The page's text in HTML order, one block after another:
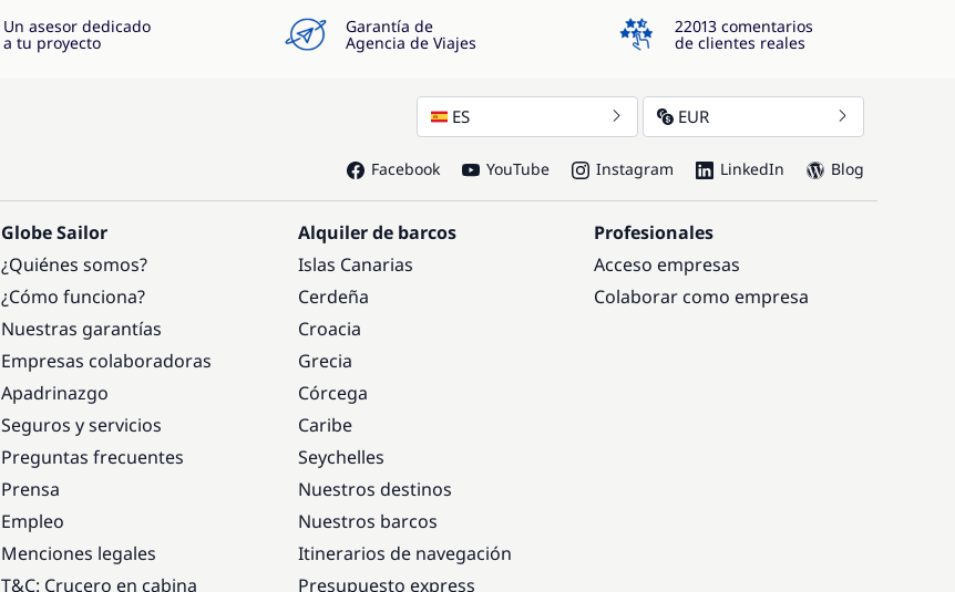
Un asesor dedicado
a tu proyecto
Garantía de
Agencia de Viajes
4.3
22013 comentarios
de clientes reales
ES EUR
Facebook YouTube Instagram LinkedIn Blog
Globe Sailor
¿Quiénes somos?
¿Cómo funciona?
Nuestras garantías
Empresas colaboradoras
Apadrinazgo
Seguros y servicios
Preguntas frecuentes
Prensa
Empleo
Menciones legales
T&C: Crucero en cabina
Alquiler de barcos
Islas Canarias
Cerdeña
Croacia
Grecia
Córcega
Caribe
Seychelles
Nuestros destinos
Nuestros barcos
Itinerarios de navegación
Presupuesto express
Profesionales
Acceso empresas
Colaborar como empresa